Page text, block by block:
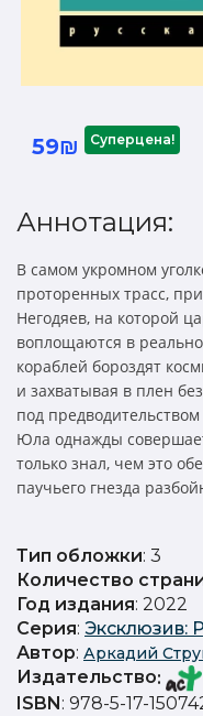
59₪ Суперцена!
Аннотация:
В самом укромном
проторенных трасс,
Негодяев, на которой
воплощаются в
кораблей бороздят
и захватывая в плен
под
Юла однажды
только знал, чем это
паучьего гнезда
Тип обложки: 3
Количество
Год издания: 2022
Серия: Эксклюзив:
Автор: Аркадий
Издательство:
ISBN : 978-5-17-